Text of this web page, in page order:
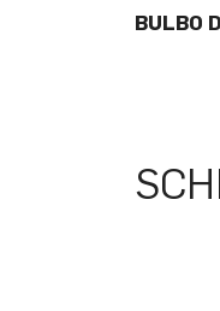
BULBO